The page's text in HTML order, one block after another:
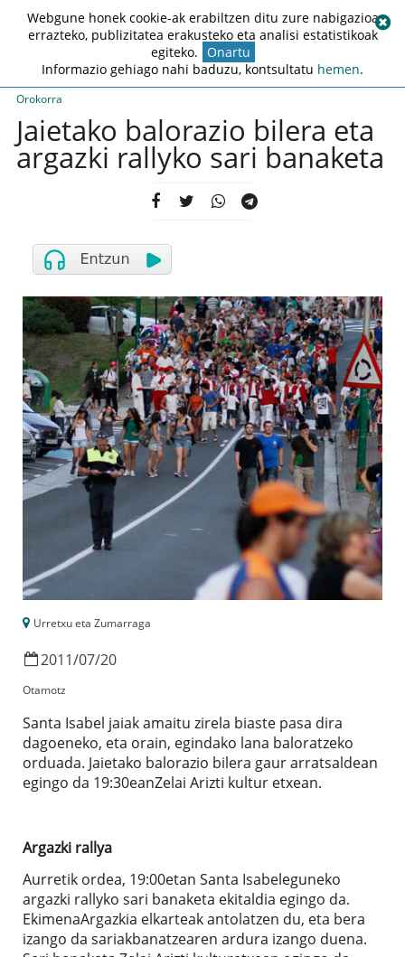
Orokorra
Jaietako balorazio bilera eta
argazki rallyko sari banaketa
Urretxu eta Zumarraga
2011/07/20
Otamotz
Santa Isabel jaiak amaitu zirela biaste pasa dira
dagoeneko, eta orain, egindako lana baloratzeko
orduada. Jaietako balorazio bilera gaur arratsaldean
egingo da 19:30eanZelai Arizti kultur etxean.
Argazki rallya
Aurretik ordea, 19:00etan Santa Isabeleguneko
argazki rallyko sari banaketa ekitaldia egingo da.
EkimenaArgazkia elkarteak antolatzen du, eta bera
izango da sariakbanatzearen ardura izango duena.
Webgune honek cookie-ak erabiltzen ditu zure nabigazioa
errazteko, publizitatea erakusteko eta analisi estatistikoak
egiteko. Onartu
Informazio gehiago nahi baduzu, kontsultatu hemen.